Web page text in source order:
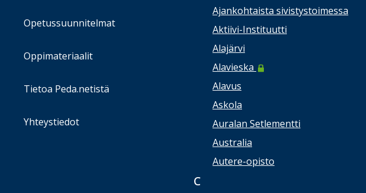
Ajankohtaista sivistystoimessa
Aktiivi-Instituutti
Alajärvi
Alavieska
Alavus
Askola
Auralan Setlementti
Australia
Autere-opisto
C
Opetussuunnitelmat
Oppimateriaalit
Tietoa Peda.netistä
Yhteystiedot